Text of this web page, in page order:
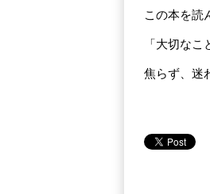
この本を読
「大切なこ
焦らず、迷